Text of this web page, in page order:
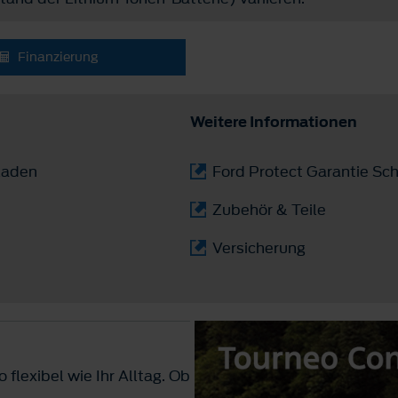
Finanzierung
Weitere Informationen
Ford Protect Garantie
Zubehör & Teile
Versicherung
flexibel wie Ihr Alltag. Ob